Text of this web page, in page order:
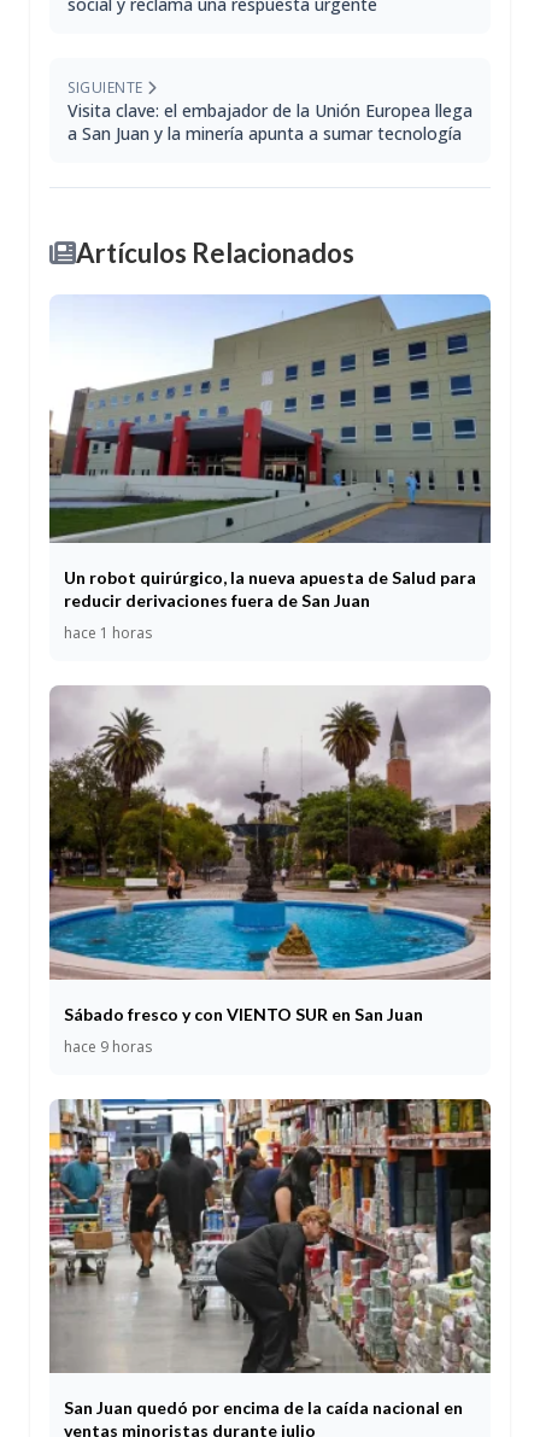
SIGUIENTE
Visita clave: el embajador de la Unión Europea llega
a San Juan y la minería apunta a sumar tecnología
Artículos Relacionados
Un robot quirúrgico, la nueva apuesta de Salud para
reducir derivaciones fuera de San Juan
hace 1 horas
Sábado fresco y con VIENTO SUR en San Juan
hace 9 horas
San Juan quedó por encima de la caída nacional en
ventas minoristas durante julio